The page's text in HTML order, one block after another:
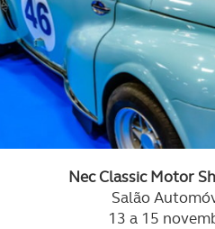
Nec Classic Motor
Salão
13 a 15